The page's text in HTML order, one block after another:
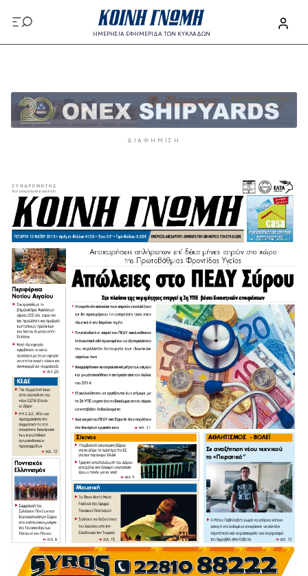
Παράκαμψη προς το κυρίως περιεχόμενο
ΗΜΕΡΗΣΙΑ ΕΦΗΜΕΡΙΔΑ ΤΩΝ ΚΥΚΛΑΔΩΝ
ΔΙΑΦΉΜΙΣΗ